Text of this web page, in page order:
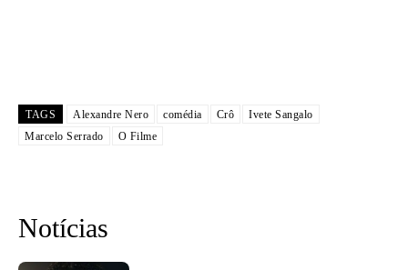
TAGS Alexandre Nero comédia Crô
Ivete Sangalo
Marcelo Serrado
O Filme
Notícias